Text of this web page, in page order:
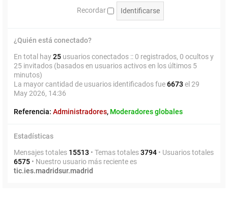
Recordar
¿Quién está conectado?
En total hay25 usuarios conectados :: 0 registrados, 0 ocultos y
25 invitados (basados en usuarios activos en los últimos 5
minutos)
La mayor cantidad de usuarios identificados fue6673 el 29
May 2026, 14:36
Referencia: Administradores, Moderadores globales
Estadísticas
Mensajes totales 15513 • Temas totales3794 • Usuarios totales
6575 • Nuestro usuario más reciente es
tic.ies.madridsur.madrid